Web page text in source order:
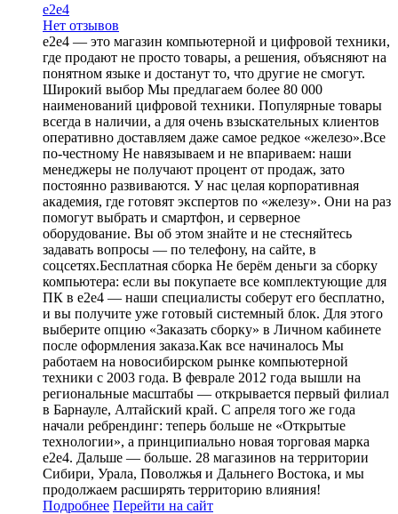
e2e4
Нет отзывов
e2e4 — это магазин компьютерной и цифровой техники,
где продают не просто товары, а решения, объясняют на
понятном языке и достанут то, что другие не смогут.
Широкий выбор Мы предлагаем более 80 000
наименований цифровой техники. Популярные товары
всегда в наличии, а для очень взыскательных клиентов
оперативно доставляем даже самое редкое «железо».Все
по-честному Не навязываем и не впариваем: наши
менеджеры не получают процент от продаж, зато
постоянно развиваются. У нас целая корпоративная
академия, где готовят экспертов по «железу». Они на раз
помогут выбрать и смартфон, и серверное
оборудование. Вы об этом знайте и не стесняйтесь
задавать вопросы — по телефону, на сайте, в
соцсетях.Бесплатная сборка Не берём деньги за сборку
компьютера: если вы покупаете все комплектующие для
ПК в e2e4 — наши специалисты соберут его бесплатно,
и вы получите уже готовый системный блок. Для этого
выберите опцию «Заказать сборку» в Личном кабинете
после оформления заказа.Как все начиналось Мы
работаем на новосибирском рынке компьютерной
техники с 2003 года. В феврале 2012 года вышли на
региональные масштабы — открывается первый филиал
в Барнауле, Алтайский край. C апреля того же года
начали ребрендинг: теперь больше не «Открытые
технологии», а принципиально новая торговая марка
е2е4. Дальше — больше. 28 магазинов на территории
Сибири, Урала, Поволжья и Дальнего Востока, и мы
продолжаем расширять территорию влияния!
Подробнее Перейти на сайт